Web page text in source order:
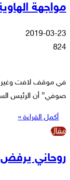
مواجهة
2019-03-23
824
في موقف لافت وغير
صوفي” أن الرئيس
أكمل القراءة »
مقال
روحاني يرفض